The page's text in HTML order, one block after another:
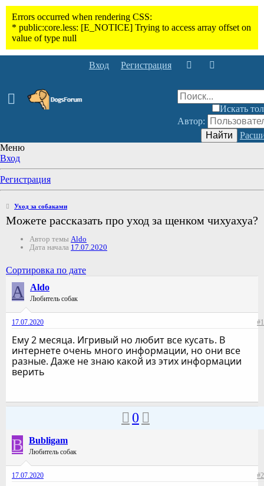
Вход Регистрация
Искать
Автор:
Найти
Меню
Вход
Регистрация
Уход за собаками
Можете рассказать про уход за щенком чихуахуа?
Автор темы Aldo
Дата начала 17.07.2020
Сортировка по дате
A Aldo
Любитель собак
17.07.2020 #1
Ему 2 месяца. Игривый но любит все кусать. В
интернете очень много информации, но они все
разные. Даже не знаю какой из этих информации
верить
0
B Bubligam
Любитель собак
17.07.2020 #2